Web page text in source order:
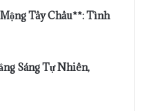
Tây Châu**: Tình
Sáng Tự Nhiên,